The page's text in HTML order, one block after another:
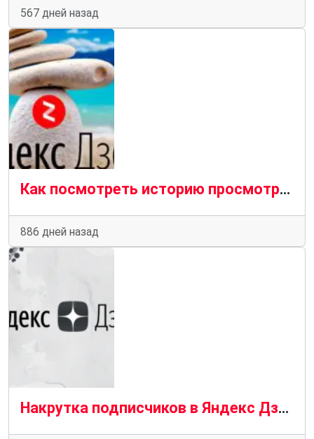
567 дней назад
Как посмотреть историю просмотров Дзен в статистике канала
886 дней назад
Накрутка подписчиков в Яндекс Дзен бесплатно по ссылке